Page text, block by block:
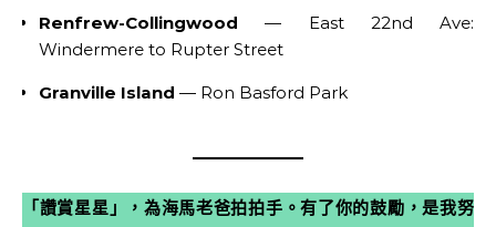
Renfrew-Collingwood — East 22nd Ave:
Windermere to Rupter Street
Granville Island — Ron Basford Park
「讚賞星星」，為海馬老爸拍拍手。有了你的鼓勵，是我努